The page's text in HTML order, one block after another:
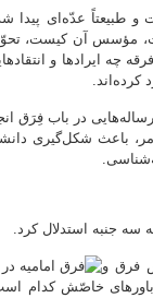
طبیعتاً عدّه‌ای پیدا
مؤسس آن کیست،
چه ایرادها و
در باب فِرَق
باعث شکل‌گیری
جنبه استدلال کرد.
فرق و
خاصّش کدام